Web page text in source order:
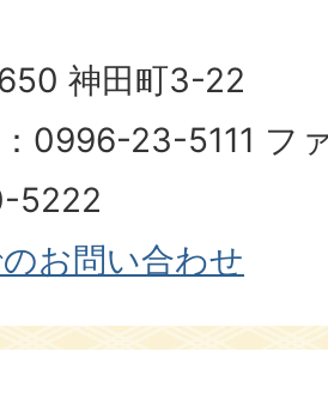
神田町3-22
0996-23-5111 フ
5222
お問い合わせ